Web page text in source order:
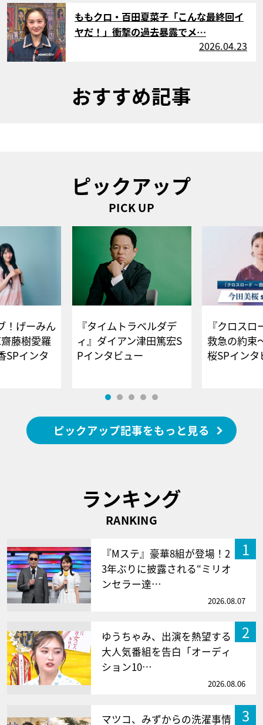
サムネイル
ももクロ・百田夏菜子「こんな最終回イ
ヤだ！」衝撃の過去暴露でメ…
2026.04.23
おすすめ記事
ピックアップ
PICK UP
！げーみん
藤樹愛羅
SPインタ
『タイムトラベルダデ
ィ』ダイアン津田篤宏S
Pインタビュー
『クロス
救急の約束
桜SPイ
ピックアップ記事をもっと見る
ランキング
RANKING
1
『Mステ』豪華8組が登場！2
3年ぶりに披露される“ミリオ
ンセラー達…
2026.08.07
2
ゆうちゃみ、出演を熱望する
大人気番組を告白「オーディ
ション10…
2026.08.06
3
マツコ、みずからの洗濯事情